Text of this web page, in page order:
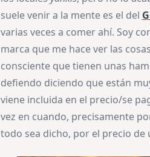
suele venir a la mente es el del
varias veces a comer ahí. Soy
marca que me hace ver las
consciente que tienen unas
defiendo diciendo que están
viene incluida en el precio/se
vez en cuando, precisamente
todo sea dicho, por el precio